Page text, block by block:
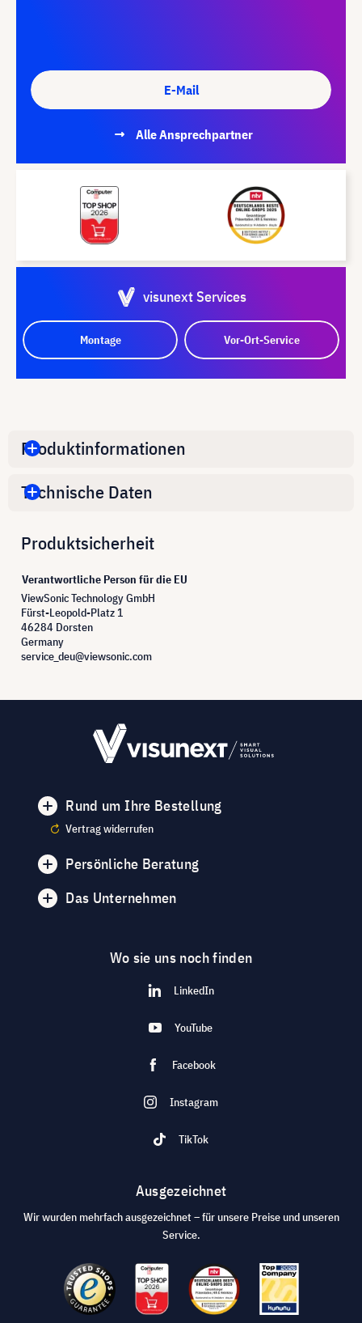
E-Mail
Alle Ansprechpartner
visunext Services
Montage Vor-Ort-Service
Produktinformationen
Technische Daten
Produktsicherheit
Verantwortliche Person für die EU
ViewSonic Technology GmbH
Fürst-Leopold-Platz 1
46284 Dorsten
Germany
service_deu@viewsonic.com
Rund um Ihre Bestellung
Vertrag widerrufen
Persönliche Beratung
Das Unternehmen
Wo sie uns noch finden
LinkedIn
YouTube
Facebook
Instagram
TikTok
Ausgezeichnet
Wir wurden mehrfach ausgezeichnet – für unsere Preise und unseren
Service.